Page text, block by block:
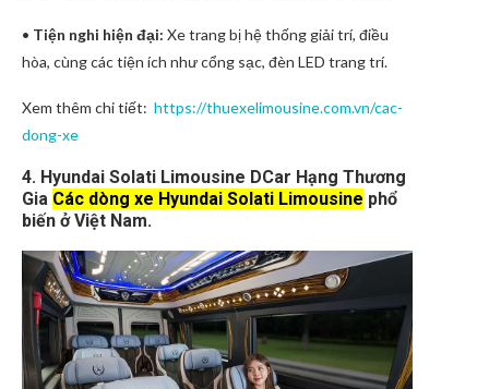
• Tiện nghi hiện đại: Xe trang bị hệ thống giải trí, điều
hòa, cùng các tiện ích như cổng sạc, đèn LED trang trí.
Xem thêm chi tiết: https://thuexelimousine.com.vn/cac-
dong-xe
4. Hyundai Solati Limousine DCar Hạng Thương
Gia Các dòng xe Hyundai Solati Limousine phổ
biến ở Việt Nam.